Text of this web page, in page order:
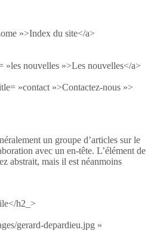
»>Index du site</a>
»les nouvelles »>Les nouvelles</a>
»contact »>Contactez-nous »>
un groupe d’articles sur le
avec un en-tête. L’élément de
abstrait, mais il est néanmoins
h2_>
gerard-depardieu.jpg »